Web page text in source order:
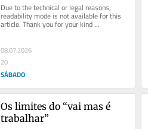
Due to the technical or legal reasons,
readability mode is not available for this
article. Thank you for your kind
understanding.
08.07.2026
20
SÁBADO
Os limites do “vai mas é
trabalhar”